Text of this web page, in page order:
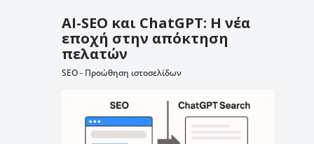
AI-SEO και ChatGPT: Η νέα
εποχή στην απόκτηση
πελατών
SEO - Προώθηση ιστοσελίδων